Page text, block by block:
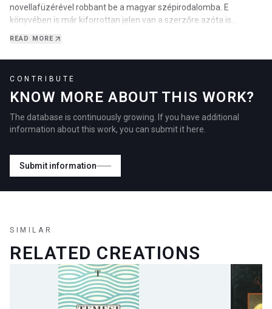
novellafüzérével robbant be a magyar szépirodalomba. E
könyvében is már kiforrottan jelen van a szerzőre azóta is
READ MORE
CONTRIBUTE
KNOW MORE ABOUT THIS WORK?
The database is continuously growing. If you have additional
information about this work, you can submit it here.
Submit information
SIMILAR
RELATED CREATIONS